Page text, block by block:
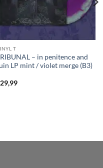
T
– in penitence and
LP mint / violet merge (B3)
29,99